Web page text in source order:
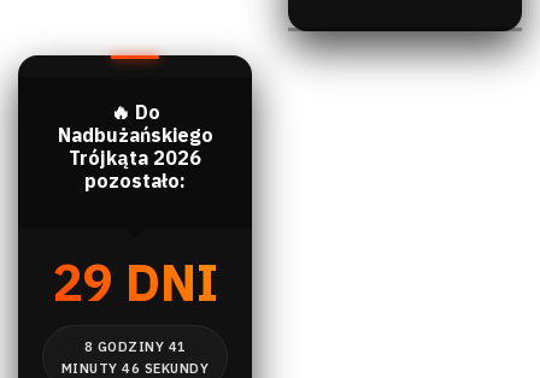
🔥 Do
Nadbużańskiego
Trójkąta 2026
pozostało:
29 DNI